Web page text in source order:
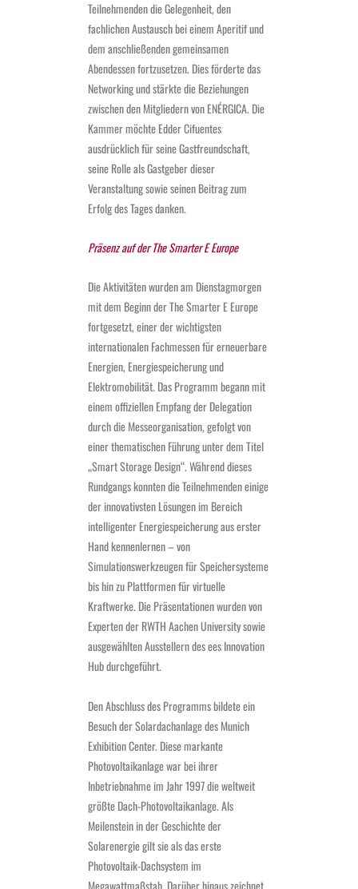
Teilnehmenden die Gelegenheit, den
fachlichen Austausch bei einem Aperitif und
dem anschließenden gemeinsamen
Abendessen fortzusetzen. Dies förderte das
Networking und stärkte die Beziehungen
zwischen den Mitgliedern von ENÉRGICA. Die
Kammer möchte Edder Cifuentes
ausdrücklich für seine Gastfreundschaft,
seine Rolle als Gastgeber dieser
Veranstaltung sowie seinen Beitrag zum
Erfolg des Tages danken.
Präsenz auf der The Smarter E Europe
Die Aktivitäten wurden am Dienstagmorgen
mit dem Beginn der The Smarter E Europe
fortgesetzt, einer der wichtigsten
internationalen Fachmessen für erneuerbare
Energien, Energiespeicherung und
Elektromobilität. Das Programm begann mit
einem offiziellen Empfang der Delegation
durch die Messeorganisation, gefolgt von
einer thematischen Führung unter dem Titel
„Smart Storage Design“. Während dieses
Rundgangs konnten die Teilnehmenden einige
der innovativsten Lösungen im Bereich
intelligenter Energiespeicherung aus erster
Hand kennenlernen – von
Simulationswerkzeugen für Speichersysteme
bis hin zu Plattformen für virtuelle
Kraftwerke. Die Präsentationen wurden von
Experten der RWTH Aachen University sowie
ausgewählten Ausstellern des ees Innovation
Hub durchgeführt.
Den Abschluss des Programms bildete ein
Besuch der Solardachanlage des Munich
Exhibition Center. Diese markante
Photovoltaikanlage war bei ihrer
Inbetriebnahme im Jahr 1997 die weltweit
größte Dach-Photovoltaikanlage. Als
Meilenstein in der Geschichte der
Solarenergie gilt sie als das erste
Photovoltaik-Dachsystem im
Megawattmaßstab. Darüber hinaus zeichnet